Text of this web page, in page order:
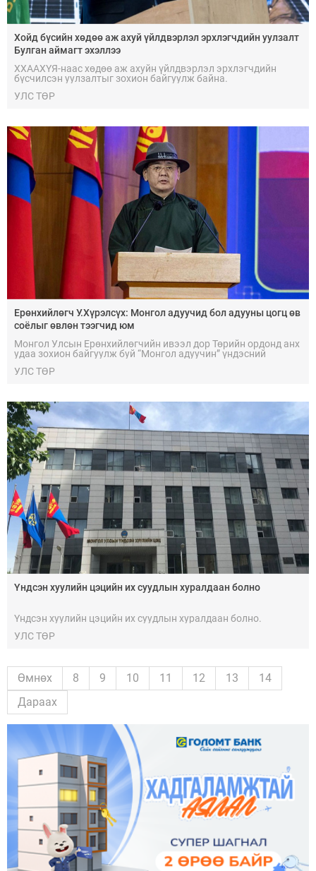
Хойд бүсийн хөдөө аж ахуй үйлдвэрлэл эрхлэгчдийн уулзалт
Булган аймагт эхэллээ
ХХААХҮЯ-наас хөдөө аж ахуйн үйлдвэрлэл эрхлэгчдийн
бүсчилсэн уулзалтыг зохион байгуулж байна.
УЛС ТӨР
Ерөнхийлөгч У.Хүрэлсүх: Монгол адуучид бол адууны цогц өв
соёлыг өвлөн тээгчид юм
Монгол Улсын Ерөнхийлөгчийн ивээл дор Төрийн ордонд анх
удаа зохион байгуулж буй “Монгол адуучин” үндэсний
УЛС ТӨР
Үндсэн хуулийн цэцийн их суудлын хуралдаан болно
Үндсэн хуулийн цэцийн их суудлын хуралдаан болно.
УЛС ТӨР
Өмнөх 8 9 10 11 12 13
14
Дараах